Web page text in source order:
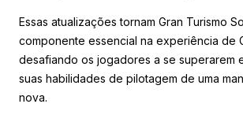
Essas atualizações tornam Gran Turismo
componente essencial na experiência de
desafiando os jogadores a se superarem
suas habilidades de pilotagem de uma
nova.